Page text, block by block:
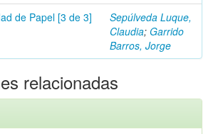
de Papel [3 de 3]
Sepúlveda Luque,
Claudia; Garrido
Barros, Jorge
relacionadas